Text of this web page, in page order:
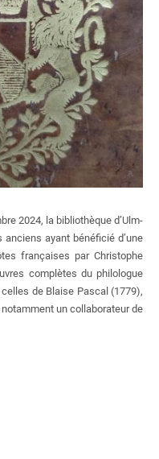
et chimie
théorique
2024, la bibliothèque d’Ulm-
ayant bénéficié d’une
françaises par Christophe
complètes du philologue
de Blaise Pascal (1779),
un collaborateur de